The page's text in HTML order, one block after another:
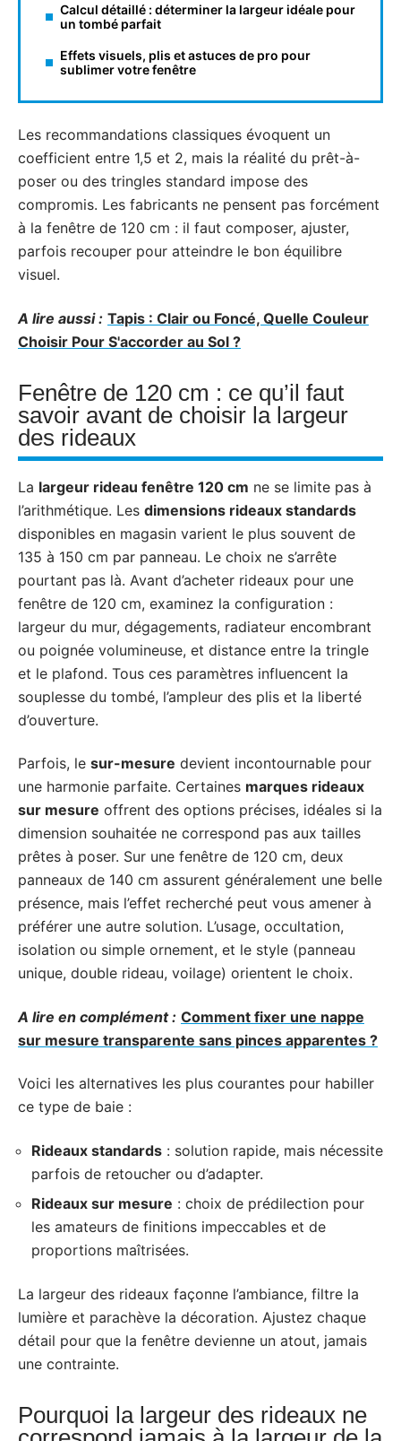
Calcul détaillé : déterminer la largeur idéale pour
un tombé parfait
Effets visuels, plis et astuces de pro pour
sublimer votre fenêtre
Les recommandations classiques évoquent un
coefficient entre 1,5 et 2, mais la réalité du prêt-à-
poser ou des tringles standard impose des
compromis. Les fabricants ne pensent pas forcément
à la fenêtre de 120 cm : il faut composer, ajuster,
parfois recouper pour atteindre le bon équilibre
visuel.
A lire aussi : Tapis : Clair ou Foncé, Quelle Couleur
Choisir Pour S'accorder au Sol ?
Fenêtre de 120 cm : ce qu’il faut
savoir avant de choisir la largeur
des rideaux
La largeur rideau fenêtre 120 cm ne se limite pas à
l’arithmétique. Les dimensions rideaux standards
disponibles en magasin varient le plus souvent de
135 à 150 cm par panneau. Le choix ne s’arrête
pourtant pas là. Avant d’acheter rideaux pour une
fenêtre de 120 cm, examinez la configuration :
largeur du mur, dégagements, radiateur encombrant
ou poignée volumineuse, et distance entre la tringle
et le plafond. Tous ces paramètres influencent la
souplesse du tombé, l’ampleur des plis et la liberté
d’ouverture.
Parfois, le sur-mesure devient incontournable pour
une harmonie parfaite. Certaines marques rideaux
sur mesure offrent des options précises, idéales si la
dimension souhaitée ne correspond pas aux tailles
prêtes à poser. Sur une fenêtre de 120 cm, deux
panneaux de 140 cm assurent généralement une belle
présence, mais l’effet recherché peut vous amener à
préférer une autre solution. L’usage, occultation,
isolation ou simple ornement, et le style (panneau
unique, double rideau, voilage) orientent le choix.
A lire en complément : Comment fixer une nappe
sur mesure transparente sans pinces apparentes ?
Voici les alternatives les plus courantes pour habiller
ce type de baie :
Rideaux standards : solution rapide, mais nécessite
parfois de retoucher ou d’adapter.
Rideaux sur mesure : choix de prédilection pour
les amateurs de finitions impeccables et de
proportions maîtrisées.
La largeur des rideaux façonne l’ambiance, filtre la
lumière et parachève la décoration. Ajustez chaque
détail pour que la fenêtre devienne un atout, jamais
une contrainte.
Pourquoi la largeur des rideaux ne